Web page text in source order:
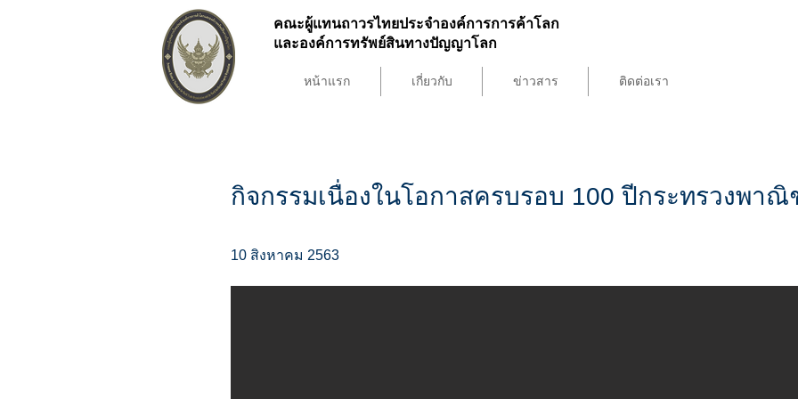
คณะผู้แทนถาวรไทยประจำองค์การการค้าโลก
และองค์การทรัพย์สินทางปัญญาโลก
หน้าแรก เกี่ยวกับ ข่าวสาร ติดต่อเรา
กิจกรรมเนื่องในโอกาสครบรอบ 100 ปีกระทรวงพาณิ
10 สิงหาคม 2563